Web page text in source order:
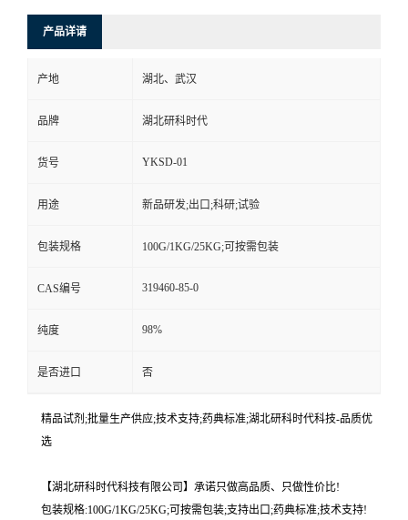
产品详请
产地 湖北、武汉
品牌 湖北研科时代
货号 YKSD-01
用途 新品研发;出口;科研;试验
包装规格 100G/1KG/25KG;可按需包装
CAS编号 319460-85-0
纯度 98%
是否进口 否
精品试剂;批量生产供应;技术支持;药典标准;湖北研科时代科技-品质优
选
【湖北研科时代科技有限公司】承诺只做高品质、只做性价比!
包装规格:100G/1KG/25KG;可按需包装;支持出口;药典标准;技术支持!